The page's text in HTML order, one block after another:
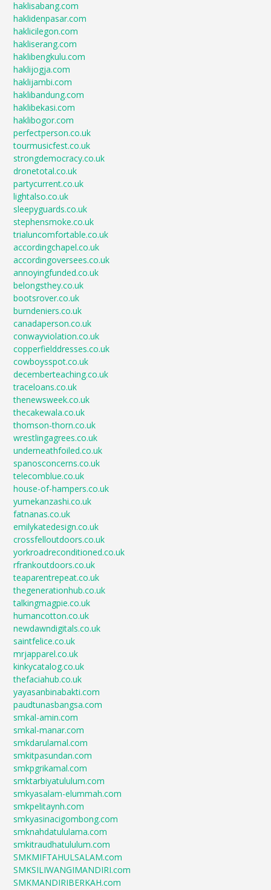
haklisabang.com
haklidenpasar.com
haklicilegon.com
hakliserang.com
haklibengkulu.com
haklijogja.com
haklijambi.com
haklibandung.com
haklibekasi.com
haklibogor.com
perfectperson.co.uk
tourmusicfest.co.uk
strongdemocracy.co.uk
dronetotal.co.uk
partycurrent.co.uk
lightalso.co.uk
sleepyguards.co.uk
stephensmoke.co.uk
trialuncomfortable.co.uk
accordingchapel.co.uk
accordingoversees.co.uk
annoyingfunded.co.uk
belongsthey.co.uk
bootsrover.co.uk
burndeniers.co.uk
canadaperson.co.uk
conwayviolation.co.uk
copperfielddresses.co.uk
cowboysspot.co.uk
decemberteaching.co.uk
traceloans.co.uk
thenewsweek.co.uk
thecakewala.co.uk
thomson-thorn.co.uk
wrestlingagrees.co.uk
underneathfoiled.co.uk
spanosconcerns.co.uk
telecomblue.co.uk
house-of-hampers.co.uk
yumekanzashi.co.uk
fatnanas.co.uk
emilykatedesign.co.uk
crossfelloutdoors.co.uk
yorkroadreconditioned.co.uk
rfrankoutdoors.co.uk
teaparentrepeat.co.uk
thegenerationhub.co.uk
talkingmagpie.co.uk
humancotton.co.uk
newdawndigitals.co.uk
saintfelice.co.uk
mrjapparel.co.uk
kinkycatalog.co.uk
thefaciahub.co.uk
yayasanbinabakti.com
paudtunasbangsa.com
smkal-amin.com
smkal-manar.com
smkdarulamal.com
smkitpasundan.com
smkpgrikamal.com
smktarbiyatululum.com
smkyasalam-elummah.com
smkpelitaynh.com
smkyasinacigombong.com
smknahdatululama.com
smkitraudhatululum.com
SMKMIFTAHULSALAM.com
SMKSILIWANGIMANDIRI.com
SMKMANDIRIBERKAH.com